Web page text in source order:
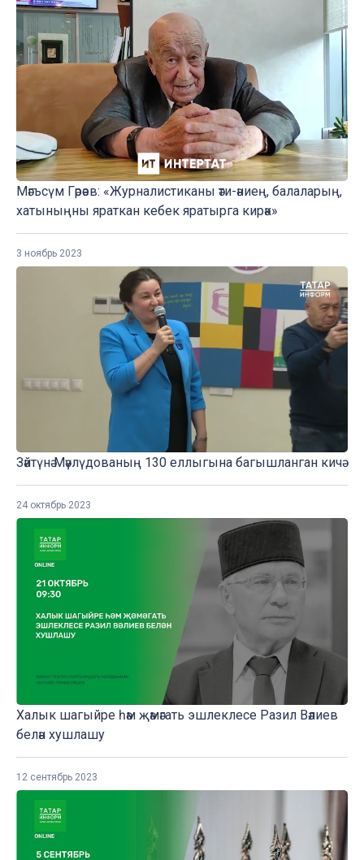
Мәгъсүм Гәрәев: «Журналистиканы әти-әниең, балаларың,
хатыныңны яраткан кебек яратырга кирәк»
3 ноябрь 2023
Зәйтүнә Мәүлүдованың 130 еллыгына багышланган кичә
24 октябрь 2023
Халык шагыйре һәм җәмәгать эшлеклесе Разил Вәлиев
белән хушлашу
12 сентябрь 2023